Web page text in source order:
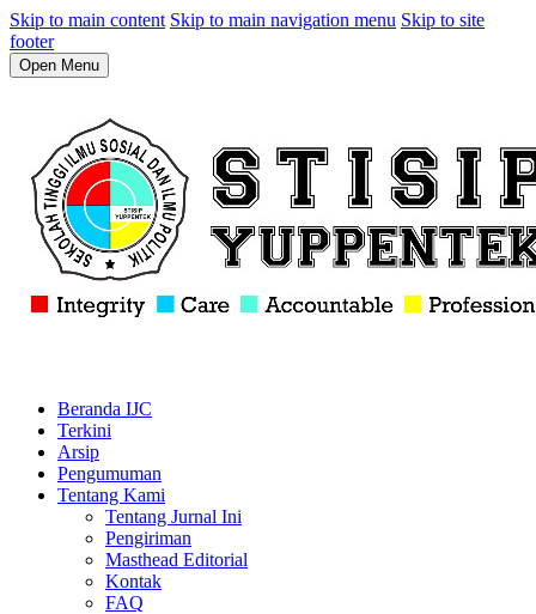
Skip to main content Skip to main navigation menu Skip to site
footer
Open Menu
Beranda IJC
Terkini
Arsip
Pengumuman
Tentang Kami
Tentang Jurnal Ini
Pengiriman
Masthead Editorial
Kontak
FAQ